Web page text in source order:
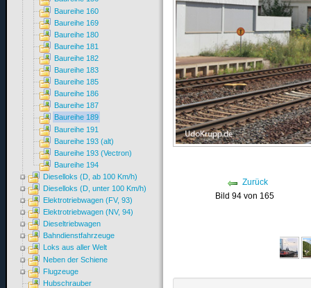
Zurück
Bild 94 von 165
Baureihe 160
Baureihe 169
Baureihe 180
Baureihe 181
Baureihe 182
Baureihe 183
Baureihe 185
Baureihe 186
Baureihe 187
Baureihe 189
Baureihe 191
Baureihe 193 (alt)
Baureihe 193 (Vectron)
Baureihe 194
Dieselloks (D, ab 100 Km/h)
Dieselloks (D, unter 100 Km/h)
Elektrotriebwagen (FV, 93)
Elektrotriebwagen (NV, 94)
Dieseltriebwagen
Bahndienstfahrzeuge
Loks aus aller Welt
Neben der Schiene
Flugzeuge
Hubschrauber